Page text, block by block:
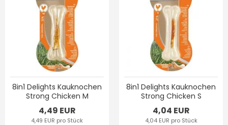
8in1 Delights Kauknochen
Strong Chicken M
4,49 EUR
4,49 EUR pro Stück
8in1 Delights Kauknochen
Strong Chicken S
4,04 EUR
4,04 EUR pro Stück